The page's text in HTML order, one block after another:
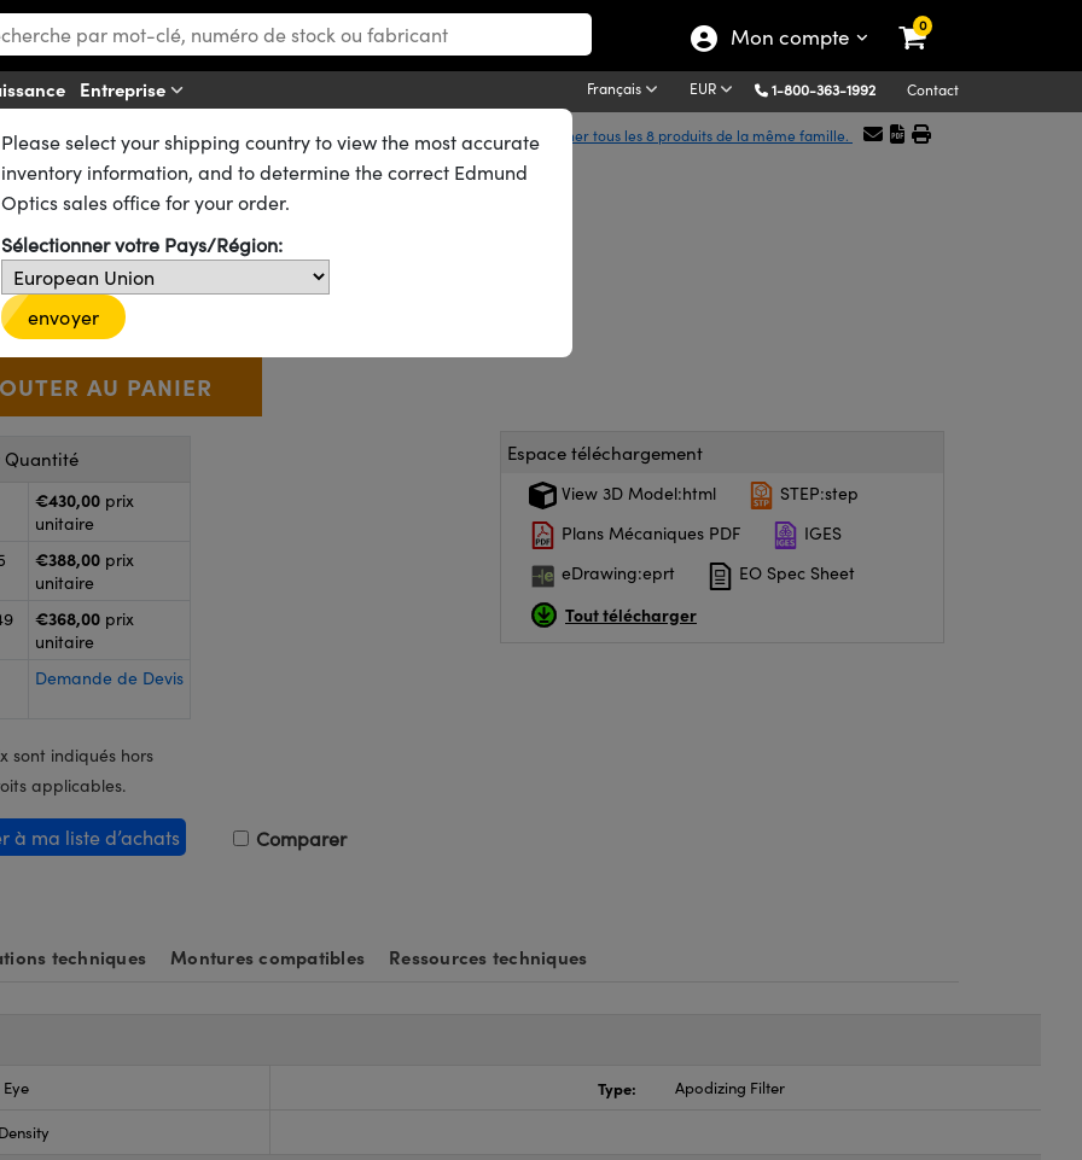
Mon compte 0
Entreprise Français EUR 1-800-363-1992 Contact
Filtres à Densité Neutre (ND)
Afficher tous les 8 produits de la même famille.
Apodisant Inverse Bull's Eye
391 1 In Stock
Use the plus and minus buttons to adjust the quantity.
+ €430,00
Quantité
€430,00 prix
unitaire
€388,00 prix
unitaire
€368,00 prix
unitaire
Demande de Devis
sont indiqués hors
applicables.
à ma liste d’achats Comparer
Espace téléchargement
View 3D Model:html
STEP:step
Plans Mécaniques PDF
IGES
eDrawing:eprt
EO Spec Sheet
Tout télécharger
techniques Montures compatibles Ressources techniques
Type: Apodizing Filter
Please select your shipping country to view the most accurate
inventory information, and to determine the correct Edmund
Optics sales office for your order.
Sélectionner votre Pays/Région:
envoyer